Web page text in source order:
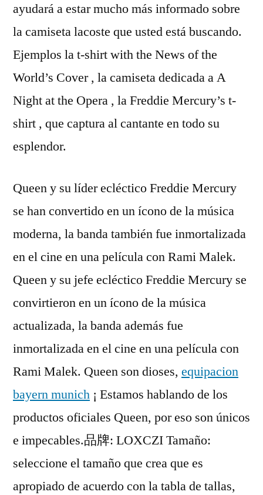
ayudará a estar mucho más informado sobre
la camiseta lacoste que usted está buscando.
Ejemplos la t-shirt with the News of the
World’s Cover , la camiseta dedicada a A
Night at the Opera , la Freddie Mercury’s t-
shirt , que captura al cantante en todo su
esplendor.
Queen y su líder ecléctico Freddie Mercury
se han convertido en un ícono de la música
moderna, la banda también fue inmortalizada
en el cine en una película con Rami Malek.
Queen y su jefe ecléctico Freddie Mercury se
convirtieron en un ícono de la música
actualizada, la banda además fue
inmortalizada en el cine en una película con
Rami Malek. Queen son dioses, equipacion
bayern munich ¡ Estamos hablando de los
productos oficiales Queen, por eso son únicos
e impecables.品牌: LOXCZI Tamaño:
seleccione el tamaño que crea que es
apropiado de acuerdo con la tabla de tallas,